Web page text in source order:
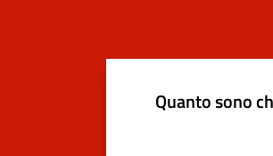
Quanto sono